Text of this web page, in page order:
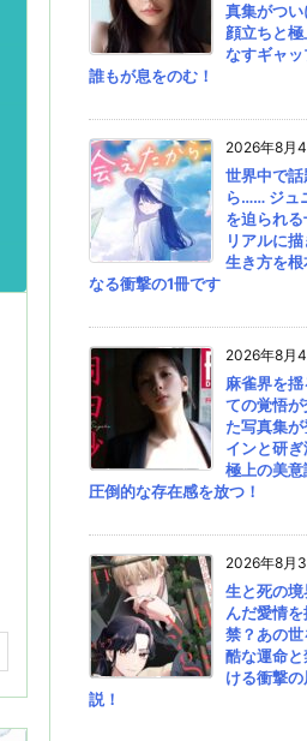
真集がつ
顔立ちと
なすギャ
誰もが息をのむ！
2026年8月
世界中で
ら…… ジュ
を迫られ
リアルに
生き方を根
なる衝撃の1冊です
2026年8月
麻雀界を
ての覚悟が
た写真集
インと研
極上の美
圧倒的な存在感を放つ！
2026年8月
生と死の
んだ愛情
禁？あの
酷な運命
ける衝撃
説！